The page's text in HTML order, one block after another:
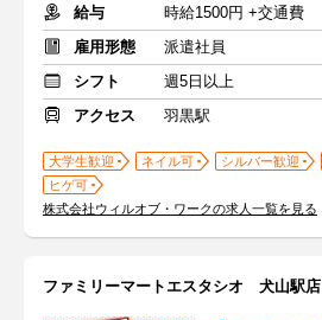
給与
時給1500円 +交通費
雇用形態
派遣社員
シフト
週5日以上
アクセス
羽黒駅
大学生歓迎 ネイル可 シルバー歓迎
ヒゲ可
株式会社ウィルオブ・ワークの求人一覧を見る
ファミリーマートエスタシオ 犬山駅店